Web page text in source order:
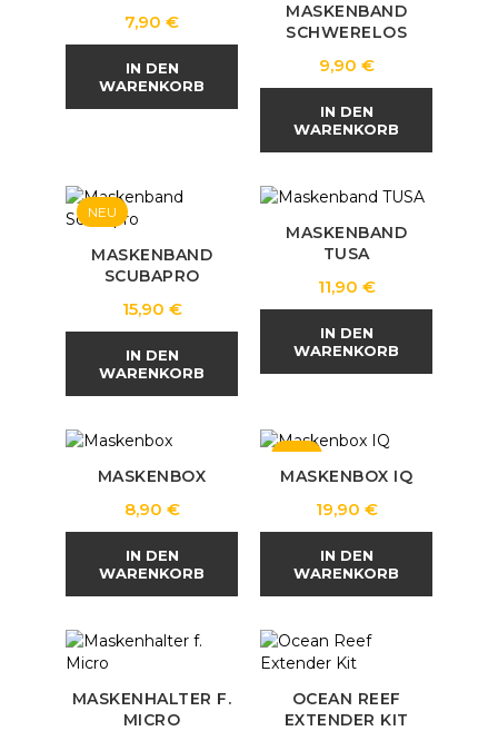
Preis
7,90 €
IN DEN
WARENKORB
MASKENBAND
SCHWERELOS
Preis
9,90 €
IN DEN
WARENKORB
NEU
MASKENBAND
SCUBAPRO
Preis
15,90 €
IN DEN
WARENKORB
MASKENBAND
TUSA
Preis
11,90 €
IN DEN
WARENKORB
MASKENBOX
Preis
8,90 €
IN DEN
WARENKORB
NEU
MASKENBOX IQ
Preis
19,90 €
IN DEN
WARENKORB
MASKENHALTER F.
MICRO
OCEAN REEF
EXTENDER KIT